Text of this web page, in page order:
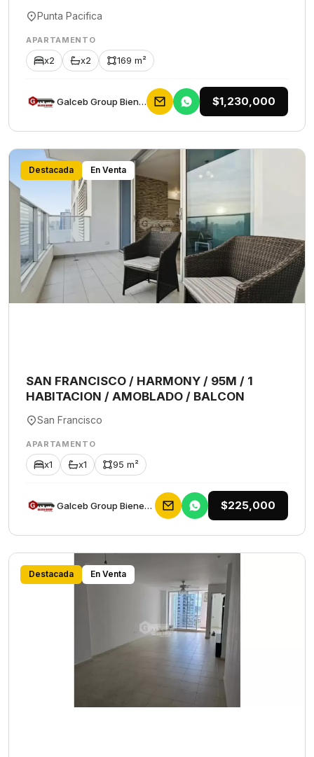
Punta Pacifica
APARTAMENTO
x2 x2 169 m²
Galceb Group Bienes Raices $1,230,000
Destacada En Venta
SAN FRANCISCO / HARMONY / 95M / 1
HABITACION / AMOBLADO / BALCON
San Francisco
APARTAMENTO
x1 x1 95 m²
Galceb Group Bienes Raices $225,000
Destacada En Venta